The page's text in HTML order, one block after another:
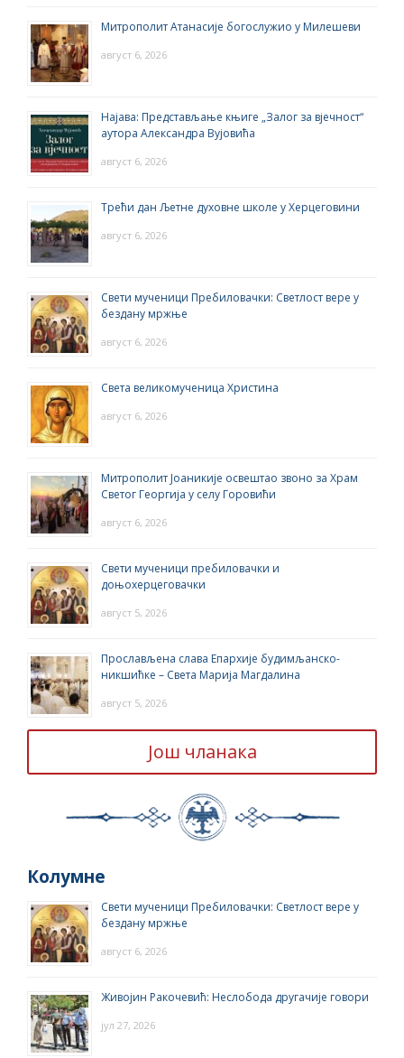
Митрополит Атанасије богослужио у Милешеви
август 6, 2026
Најава: Представљање књиге „Залог за вјечност“
аутора Александра Вујовића
август 6, 2026
Трећи дан Љетне духовне школе у Херцеговини
август 6, 2026
Свети мученици Пребиловачки: Светлост вере у
бездану мржње
август 6, 2026
Света великомученица Христина
август 6, 2026
Митрополит Јоаникије освештао звоно за Храм
Светог Георгија у селу Горовићи
август 6, 2026
Свети мученици пребиловачки и
доњохерцеговачки
август 5, 2026
Прослављена слава Епархије будимљанско-
никшићке – Света Марија Магдалина
август 5, 2026
Још чланака
Колумне
Свети мученици Пребиловачки: Светлост вере у
бездану мржње
август 6, 2026
Живојин Ракочевић: Неслобода другачије говори
јул 27, 2026